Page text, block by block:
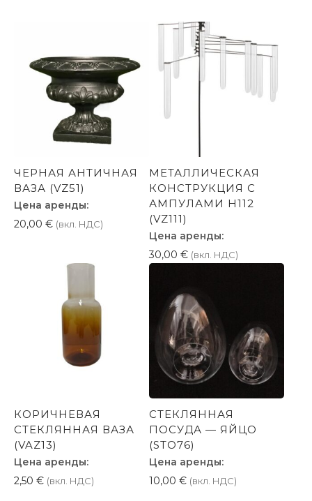
ЧЕРНАЯ АНТИЧНАЯ
ВАЗА (VZ51)
Цена аренды:
20,00 € (вкл. НДС)
МЕТАЛЛИЧЕСКАЯ
КОНСТРУКЦИЯ С
АМПУЛАМИ H112
(VZ111)
Цена аренды:
30,00 € (вкл. НДС)
КОРИЧНЕВАЯ
СТЕКЛЯННАЯ ВАЗА
(VAZ13)
Цена аренды:
2,50 € (вкл. НДС)
СТЕКЛЯННАЯ
ПОСУДА — ЯЙЦО
(STO76)
Цена аренды:
10,00 € (вкл. НДС)